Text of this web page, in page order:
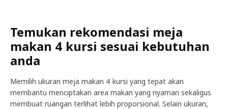
Temukan rekomendasi meja
makan 4 kursi sesuai kebutuhan
anda
Memilih ukuran meja makan 4 kursi yang tepat akan
membantu menciptakan area makan yang nyaman sekaligus
membuat ruangan terlihat lebih proporsional. Selain ukuran,